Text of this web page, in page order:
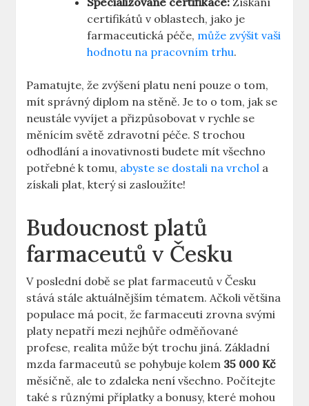
certifikátů v oblastech, jako je
farmaceutická péče, může zvýšit vaši
hodnotu na pracovním trhu.
Pamatujte, že zvýšení platu není pouze o tom,
mít správný diplom na stěně. Je to o tom, jak se
neustále vyvíjet a přizpůsobovat v rychle se
měnícím světě zdravotní péče. S trochou
odhodlání a inovativnosti budete mít všechno
potřebné k tomu, abyste se dostali na vrchol a
získali plat, který si zasloužíte!
Budoucnost platů
farmaceutů v Česku
V poslední době se plat farmaceutů v Česku
stává stále aktuálnějším tématem. Ačkoli většina
populace má pocit, že farmaceuti zrovna svými
platy nepatří mezi nejhůře odměňované
profese, realita může být trochu jiná. Základní
mzda farmaceutů se pohybuje kolem 35 000 Kč
měsíčně, ale to zdaleka není všechno. Počítejte
také s různými příplatky a bonusy, které mohou